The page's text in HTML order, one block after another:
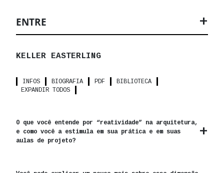
ENTRE
KELLER EASTERLING
INFOS BIOGRAFIA PDF
BIBLIOTECA
EXPANDIR TODOS
O que você entende por “reatividade” na arquitetura,
e como você a estimula em sua prática e em suas
aulas de projeto?